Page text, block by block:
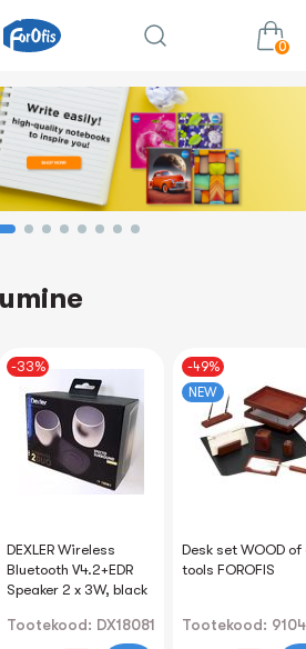
0
Summa:0.00€
-33%
DEXLER Wireless
Bluetooth V4.2+EDR
Speaker 2 x 3W, black
Tootekood: DX18081
-49%
NEW
Desk set WOOD of
tools FOROFIS
Tootekood: